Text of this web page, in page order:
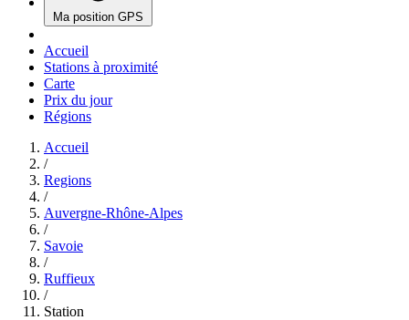
Ma position GPS
Accueil
Stations à proximité
Carte
Prix du jour
Régions
Accueil
/
Regions
/
Auvergne-Rhône-Alpes
/
Savoie
/
Ruffieux
/
Station